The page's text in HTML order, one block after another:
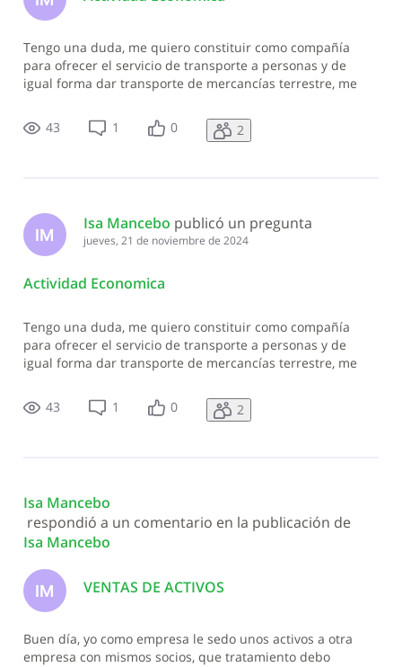
Tengo una duda, me quiero constituir como compañía
para ofrecer el servicio de transporte a personas y de
igual forma dar transporte de mercancías terrestre, me
forma necesito saber que actividad económica la
representa si deben ser dos acti
43 1 0 2
IM
Isa Mancebo publicó un pregunta
jueves, 21 de noviembre de 2024
Actividad Economica
Tengo una duda, me quiero constituir como compañía
para ofrecer el servicio de transporte a personas y de
igual forma dar transporte de mercancías terrestre, me
forma necesito saber que actividad económica la
representa si deben ser dos acti
43 1 0 2
Isa Mancebo
respondió a un comentario en la publicación de
Isa Mancebo
IM VENTAS DE ACTIVOS
Buen día, yo como empresa le sedo unos activos a otra
empresa con mismos socios, que tratamiento debo